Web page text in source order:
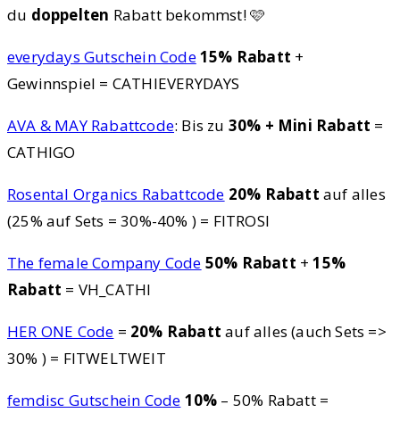
du doppelten Rabatt bekommst! 🩷
everydays Gutschein Code15% Rabatt +
Gewinnspiel = CATHIEVERYDAYS
AVA & MAY Rabattcode: Bis zu 30% + Mini Rabatt =
CATHIGO
Rosental Organics Rabattcode 20% Rabatt auf alles
(25% auf Sets = 30%-40% ) = FITROSI
The female Company Code 50% Rabatt +15%
Rabatt = VH_CATHI
HER ONE Code = 20% Rabatt auf alles (auch Sets =>
30% ) = FITWELTWEIT
femdisc Gutschein Code 10% – 50% Rabatt =